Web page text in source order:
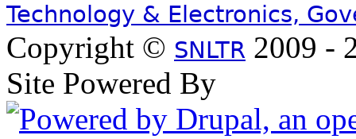
Technology & Electronics,
Copyright © SNLTR 2009 -
Site Powered By